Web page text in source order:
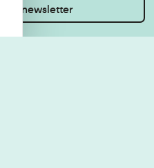
la newsletter